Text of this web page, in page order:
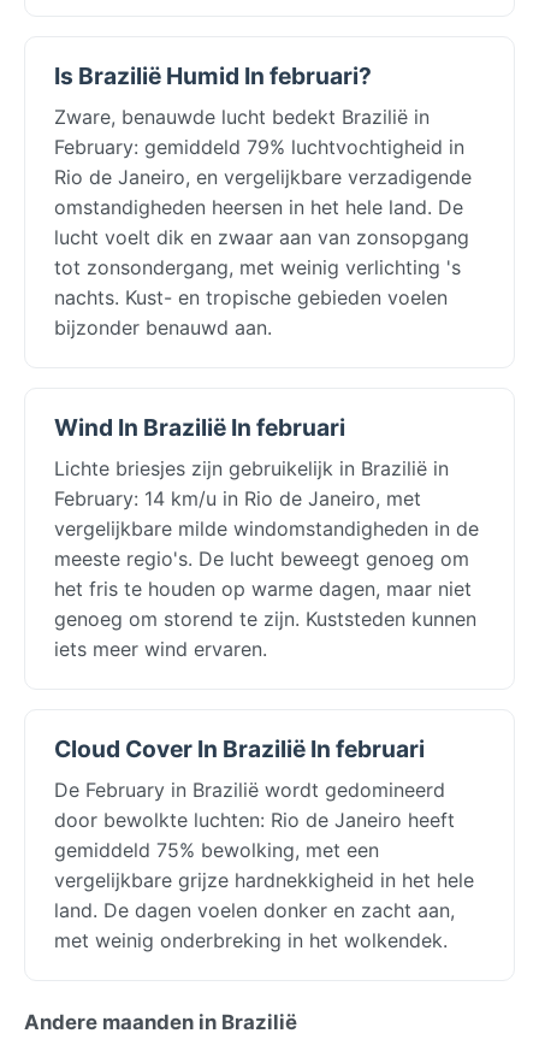
Is Brazilië Humid In februari?
Zware, benauwde lucht bedekt Brazilië in
February: gemiddeld 79% luchtvochtigheid in
Rio de Janeiro, en vergelijkbare verzadigende
omstandigheden heersen in het hele land. De
lucht voelt dik en zwaar aan van zonsopgang
tot zonsondergang, met weinig verlichting 's
nachts. Kust- en tropische gebieden voelen
bijzonder benauwd aan.
Wind In Brazilië In februari
Lichte briesjes zijn gebruikelijk in Brazilië in
February: 14 km/u in Rio de Janeiro, met
vergelijkbare milde windomstandigheden in de
meeste regio's. De lucht beweegt genoeg om
het fris te houden op warme dagen, maar niet
genoeg om storend te zijn. Kuststeden kunnen
iets meer wind ervaren.
Cloud Cover In Brazilië In februari
De February in Brazilië wordt gedomineerd
door bewolkte luchten: Rio de Janeiro heeft
gemiddeld 75% bewolking, met een
vergelijkbare grijze hardnekkigheid in het hele
land. De dagen voelen donker en zacht aan,
met weinig onderbreking in het wolkendek.
Andere maanden in Brazilië